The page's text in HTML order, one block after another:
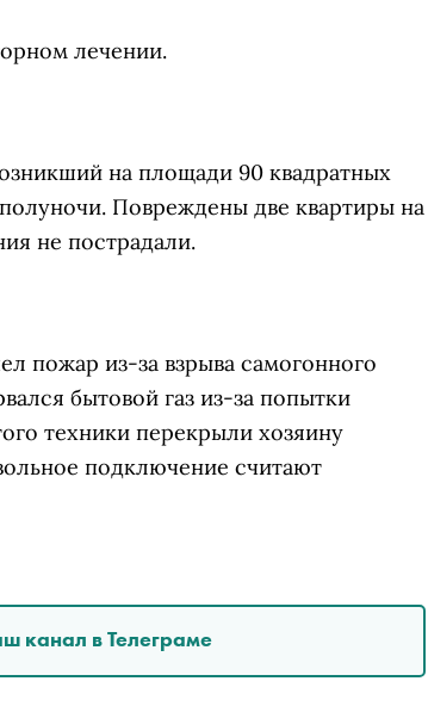
лечении.
на площади 90 квадратных
Повреждены две квартиры на
не пострадали.
пожар из-за взрыва самогонного
бытовой газ из-за попытки
техники перекрыли хозяину
подключение считают
канал в Телеграме